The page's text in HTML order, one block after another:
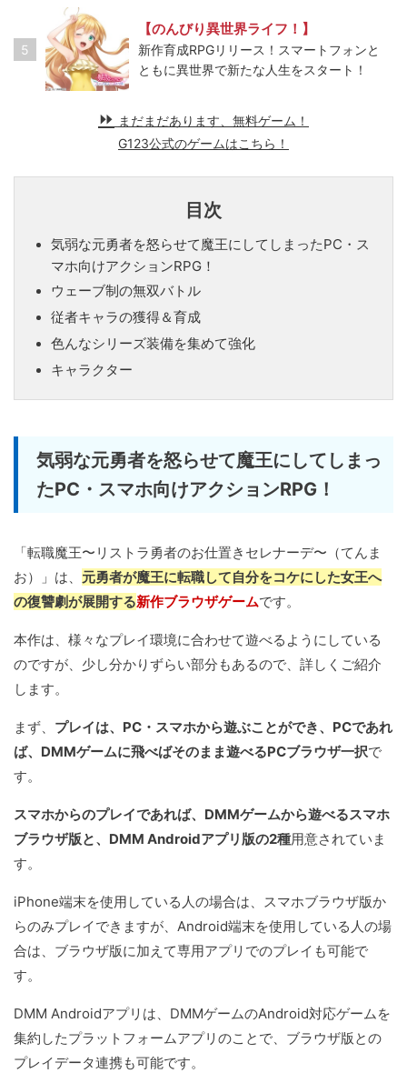
5
【のんびり異世界ライフ！】
新作育成RPGリリース！スマートフォンと
ともに異世界で新たな人生をスタート！
まだまだあります、無料ゲーム！
G123公式のゲームはこちら！
目次
気弱な元勇者を怒らせて魔王にしてしまったPC・ス
マホ向けアクションRPG！
ウェーブ制の無双バトル
従者キャラの獲得＆育成
色んなシリーズ装備を集めて強化
キャラクター
気弱な元勇者を怒らせて魔王にしてしまっ
たPC・スマホ向けアクションRPG！
「転職魔王〜リストラ勇者のお仕置きセレナーデ〜（てんま
お）」は、 元勇者が魔王に転職して自分をコケにした女王へ
の復讐劇が展開する新作ブラウザゲームです。
本作は、様々なプレイ環境に合わせて遊べるようにしている
のですが、少し分かりずらい部分もあるので、詳しくご紹介
します。
まず、 プレイは、PC・スマホから遊ぶことができ、PCであれ
ば、DMMゲームに飛べばそのまま遊べるPCブラウザ一択で
す。
スマホからのプレイであれば、DMMゲームから遊べるスマホ
ブラウザ版と、DMM Androidアプリ版の2種用意されていま
す。
iPhone端末を使用している人の場合は、スマホブラウザ版か
らのみプレイできますが、Android端末を使用している人の場
合は、ブラウザ版に加えて専用アプリでのプレイも可能で
す。
DMM Androidアプリは、DMMゲームのAndroid対応ゲームを
集約したプラットフォームアプリのことで、ブラウザ版との
プレイデータ連携も可能です。